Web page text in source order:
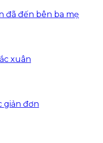
đã đến bên ba mẹ
xuân
giản đơn